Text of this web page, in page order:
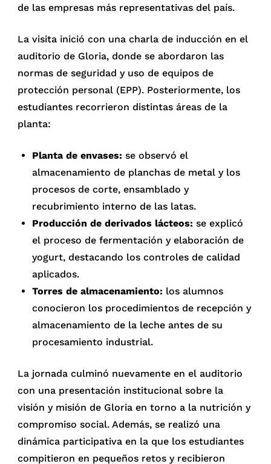
de las empresas más representativas del país.
La visita inició con una charla de inducción en el
auditorio de Gloria, donde se abordaron las
normas de seguridad y uso de equipos de
protección personal (EPP). Posteriormente, los
estudiantes recorrieron distintas áreas de la
planta:
Planta de envases: se observó el
almacenamiento de planchas de metal y los
procesos de corte, ensamblado y
recubrimiento interno de las latas.
Producción de derivados lácteos: se explicó
el proceso de fermentación y elaboración de
yogurt, destacando los controles de calidad
aplicados.
Torres de almacenamiento: los alumnos
conocieron los procedimientos de recepción y
almacenamiento de la leche antes de su
procesamiento industrial.
La jornada culminó nuevamente en el auditorio
con una presentación institucional sobre la
visión y misión de Gloria en torno a la nutrición y
compromiso social. Además, se realizó una
dinámica participativa en la que los estudiantes
compitieron en pequeños retos y recibieron